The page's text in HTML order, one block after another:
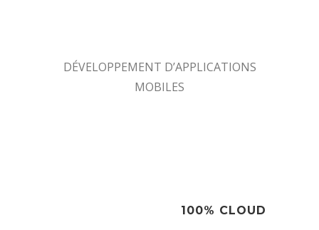
DÉVELOPPEMENT D’APPLICATIONS
MOBILES
100% CLOUD